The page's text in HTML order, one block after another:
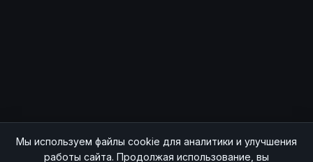
© 2026 SOCHIAUTOPARTS. Все права защищены.
Мы используем файлы cookie для аналитики и улучшения
работы сайта. Продолжая использование, вы